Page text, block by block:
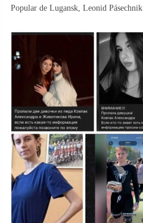
Popular de Lugansk, Leonid Pásechnik.